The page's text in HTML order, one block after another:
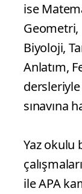
ise
Geometri,
Biyoloji,
Anlatım,
sınavına
Yaz okulu
ile APA